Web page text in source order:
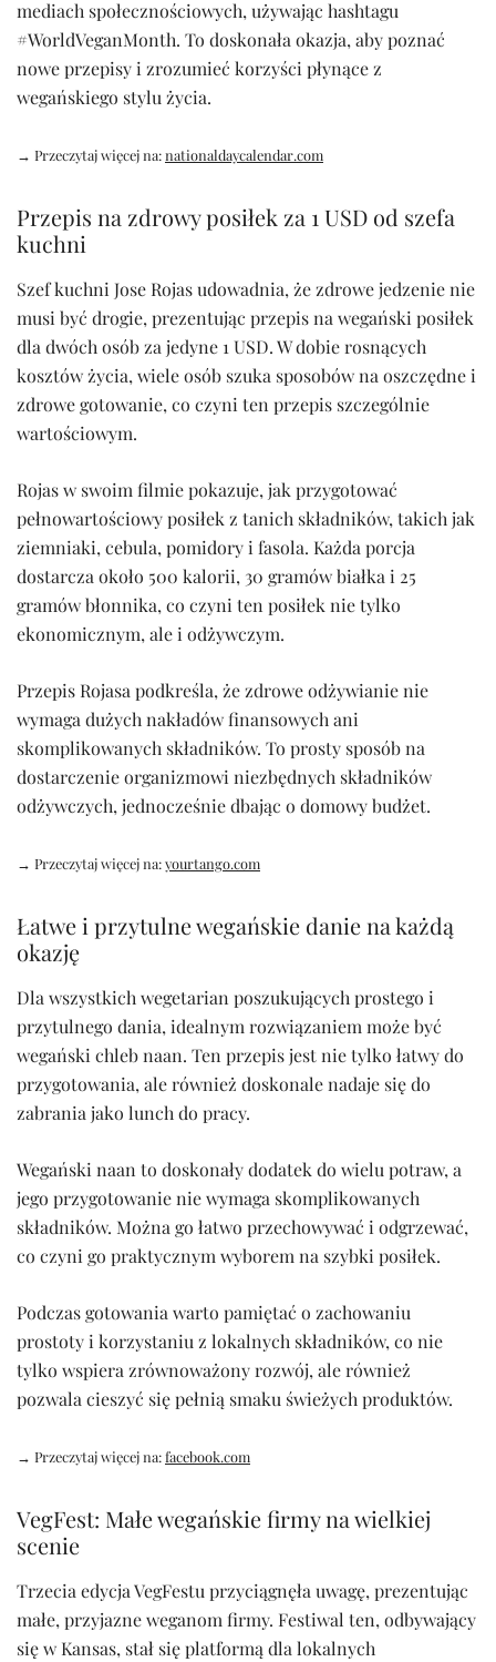
mediach społecznościowych, używając hashtagu
#WorldVeganMonth. To doskonała okazja, aby poznać
nowe przepisy i zrozumieć korzyści płynące z
wegańskiego stylu życia.
→ Przeczytaj więcej na:nationaldaycalendar.com
Przepis na zdrowy posiłek za 1 USD od szefa
kuchni
Szef kuchni Jose Rojas udowadnia, że zdrowe jedzenie nie
musi być drogie, prezentując przepis na wegański posiłek
dla dwóch osób za jedyne 1 USD. W dobie rosnących
kosztów życia, wiele osób szuka sposobów na oszczędne i
zdrowe gotowanie, co czyni ten przepis szczególnie
wartościowym.
Rojas w swoim filmie pokazuje, jak przygotować
pełnowartościowy posiłek z tanich składników, takich jak
ziemniaki, cebula, pomidory i fasola. Każda porcja
dostarcza około 500 kalorii, 30 gramów białka i 25
gramów błonnika, co czyni ten posiłek nie tylko
ekonomicznym, ale i odżywczym.
Przepis Rojasa podkreśla, że zdrowe odżywianie nie
wymaga dużych nakładów finansowych ani
skomplikowanych składników. To prosty sposób na
dostarczenie organizmowi niezbędnych składników
odżywczych, jednocześnie dbając o domowy budżet.
→ Przeczytaj więcej na:yourtango.com
Łatwe i przytulne wegańskie danie na każdą
okazję
Dla wszystkich wegetarian poszukujących prostego i
przytulnego dania, idealnym rozwiązaniem może być
wegański chleb naan. Ten przepis jest nie tylko łatwy do
przygotowania, ale również doskonale nadaje się do
zabrania jako lunch do pracy.
Wegański naan to doskonały dodatek do wielu potraw, a
jego przygotowanie nie wymaga skomplikowanych
składników. Można go łatwo przechowywać i odgrzewać,
co czyni go praktycznym wyborem na szybki posiłek.
Podczas gotowania warto pamiętać o zachowaniu
prostoty i korzystaniu z lokalnych składników, co nie
tylko wspiera zrównoważony rozwój, ale również
pozwala cieszyć się pełnią smaku świeżych produktów.
→ Przeczytaj więcej na:facebook.com
VegFest: Małe wegańskie firmy na wielkiej
scenie
Trzecia edycja VegFestu przyciągnęła uwagę, prezentując
małe, przyjazne weganom firmy. Festiwal ten, odbywający
się w Kansas, stał się platformą dla lokalnych